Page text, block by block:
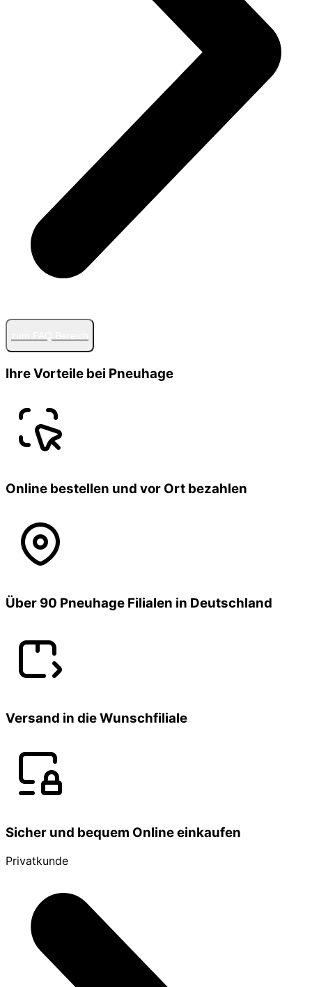
Ihre Vorteile bei Pneuhage
Online bestellen und vor Ort bezahlen
Über 90 Pneuhage Filialen in Deutschland
Versand in die Wunschfiliale
Sicher und bequem Online einkaufen
Privatkunde